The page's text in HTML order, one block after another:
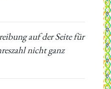
auf der Seite für
nicht ganz